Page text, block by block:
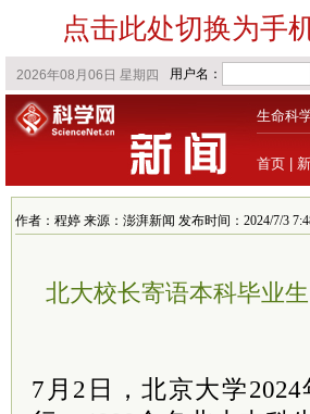
点击此处切换为手
生命科
首页
作者：程婷 来源：澎湃新闻 发布时间：2024/7/3
北大校长寄语本科毕业
7月2日，北京大学